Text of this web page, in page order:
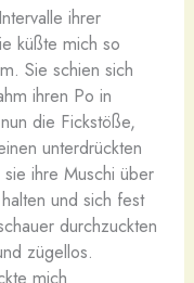
ihrer
küßte mich so
Sie schien sich
ihren Po in
die Fickstöße,
unterdrückten
ihre Muschi über
und sich fest
durchzuckten
zügellos.
mich